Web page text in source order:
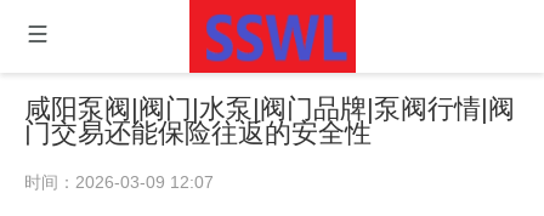
咸阳泵阀|阀门|水泵|阀门品牌|泵阀行情|阀
门交易还能保险往返的安全性
时间：2026-03-09 12:07